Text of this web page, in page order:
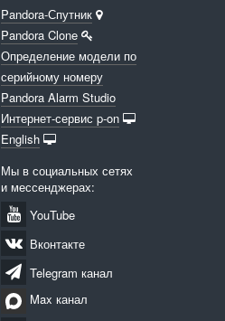
Pandora-Спутник
Pandora Clone
Определение модели по
серийному номеру
Pandora Alarm Studio
Интернет-сервис p-on
English
Мы в социальных сетях
и мессенджерах:
YouTube
Вконтакте
Telegram канал
Max канал